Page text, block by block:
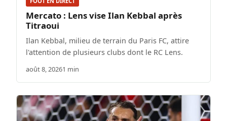
Mercato : Lens vise Ilan Kebbal après
Titraoui
Ilan Kebbal, milieu de terrain du Paris FC, attire
l'attention de plusieurs clubs dont le RC Lens.
août 8, 20261 min